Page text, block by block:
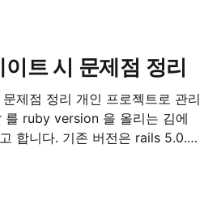
트 시 문제점 정리
프로젝트로 관리
ruby version 을 올리는 김에
전은 rails 5.0.3